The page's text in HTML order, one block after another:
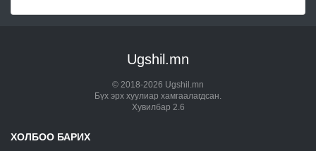
Ugshil.mn
© 2018-2026 Ugshil.mn
Бүх эрх хуулиар хамгаалагдсан.
Хувилбар 2.6
ХОЛБОО БАРИХ